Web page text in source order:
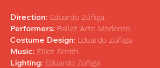
Direction: Eduardo Zúñiga
Performers: Ballet Arte Moderno
Costume Design: Eduardo Zúñiga
Music: Elliot Smith.
Lighting: Eduardo Zúñiga